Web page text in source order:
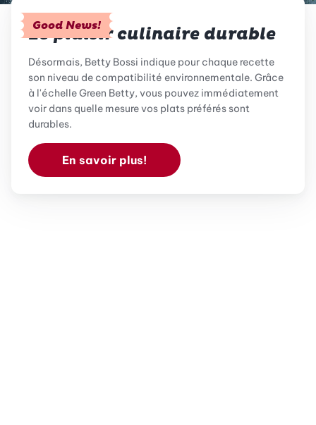
Good News!
Le plaisir culinaire durable
Désormais, Betty Bossi indique pour chaque recette
son niveau de compatibilité environnementale. Grâce
à l'échelle Green Betty, vous pouvez immédiatement
voir dans quelle mesure vos plats préférés sont
durables.
En savoir plus!